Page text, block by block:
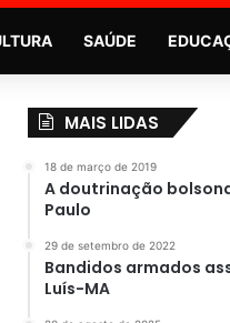
SAÚDE
MAIS LIDAS
18 de março de 2019
A doutrinação
Paulo
29 de setembro de 2022
Bandidos armados
Luís-MA